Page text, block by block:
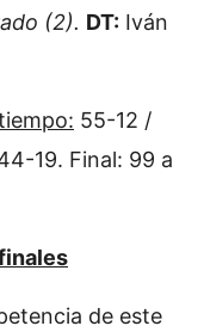
(2). DT: Iván
55-12 /
19. Final: 99 a
de este